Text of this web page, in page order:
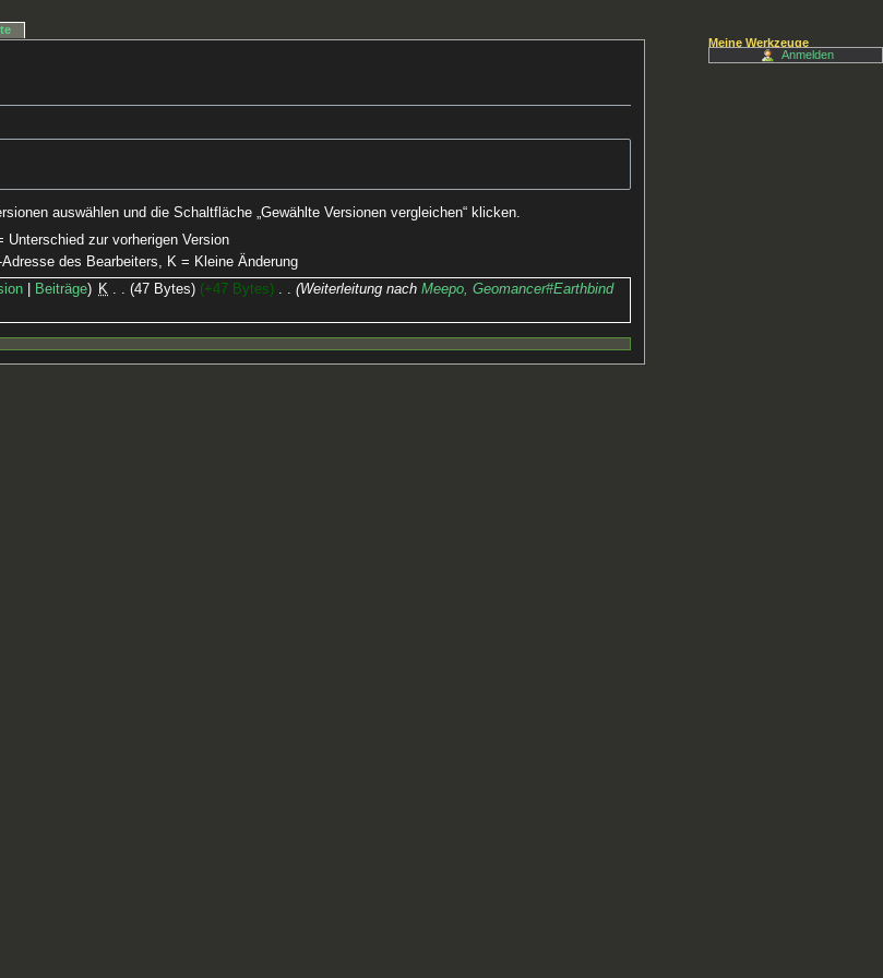
auswählen und die Schaltfläche „Gewählte Versionen vergleichen“ klicken.
zur vorherigen Version
des Bearbeiters, K = Kleine Änderung
Beiträge K 47 Bytes +47 Bytes Weiterleitung nachMeepo, Geomancer#Earthbind
Meine Werkzeuge
Anmelden